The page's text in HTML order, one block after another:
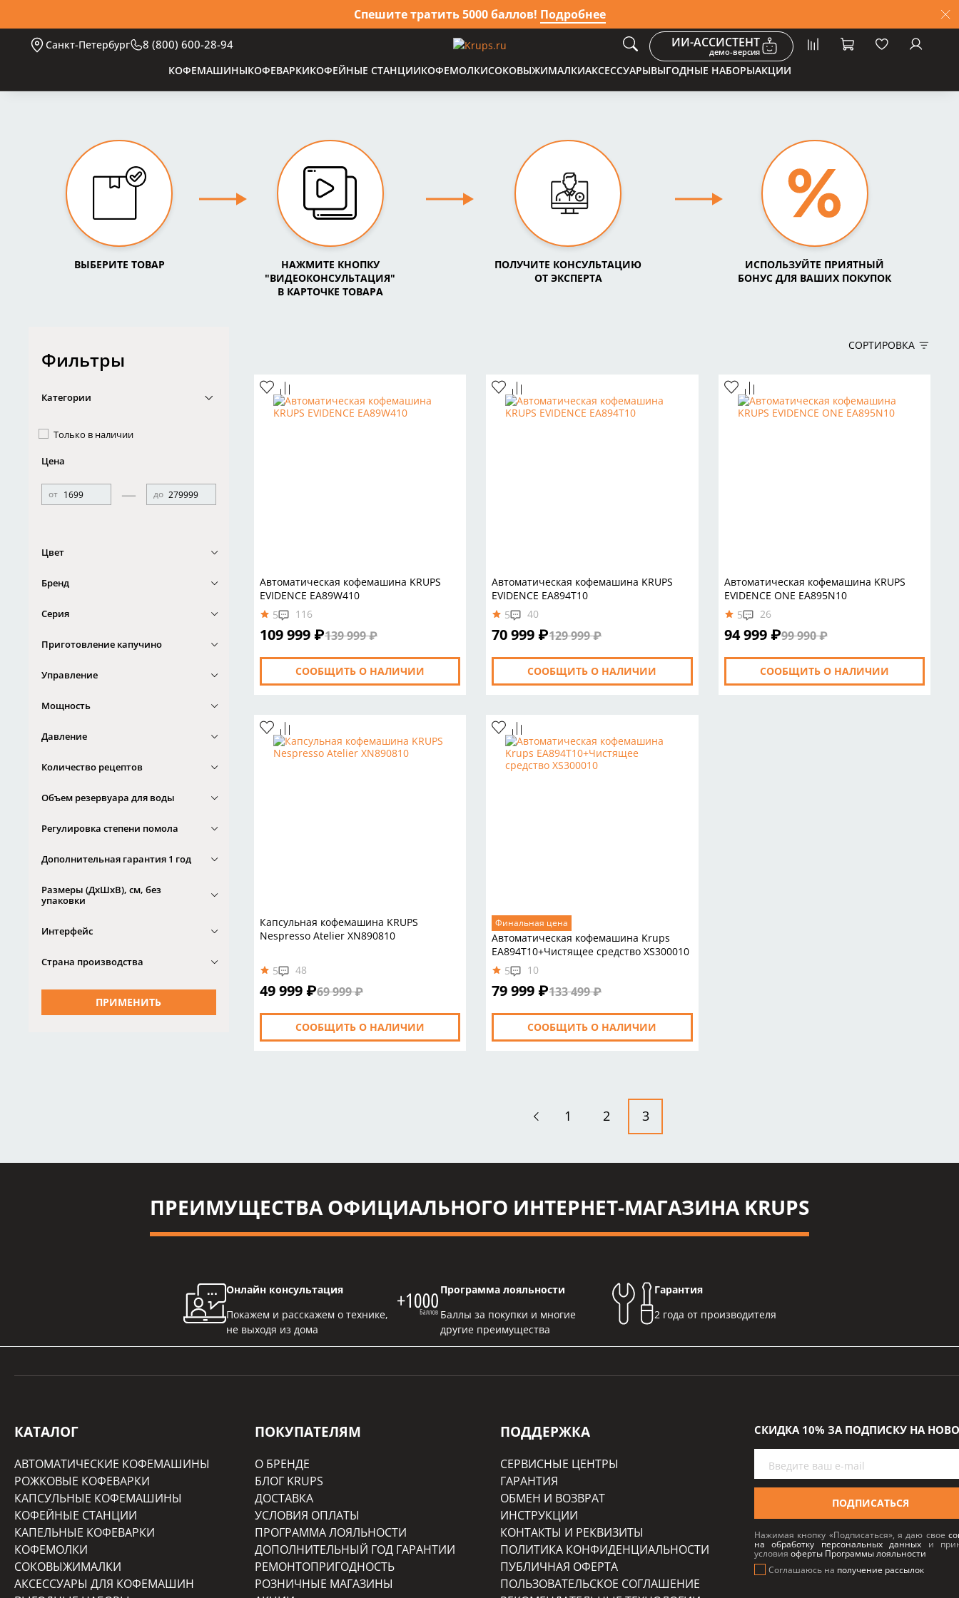
Спешите тратить 5000 баллов! Подробнее
Санкт-Петербург 8 (800) 600-28-94 ИИ-АССИСТЕНТ
демо-версия
КОФЕМАШИНЫКОФЕВАРКИКОФЕЙНЫЕ СТАНЦИИКОФЕМОЛКИСОКОВЫЖИМАЛКИАКСЕССУАРЫВЫГОДНЫЕ НАБОРЫАКЦИИ
ВЫБЕРИТЕ ТОВАР
НАЖМИТЕ КНОПКУ
"ВИДЕОКОНСУЛЬТАЦИЯ"
В КАРТОЧКЕ ТОВАРА
ПОЛУЧИТЕ КОНСУЛЬТАЦИЮ
ОТ ЭКСПЕРТА
ИСПОЛЬЗУЙТЕ ПРИЯТНЫЙ
БОНУС ДЛЯ ВАШИХ ПОКУПОК
СОРТИРОВКА
Автоматическая кофемашина KRUPS
EVIDENCE EA89W410
5
116
109 999 ₽139 999 ₽
СООБЩИТЬ О НАЛИЧИИ
Автоматическая кофемашина KRUPS
EVIDENCE EA894T10
5
40
70 999 ₽129 999 ₽
СООБЩИТЬ О НАЛИЧИИ
Автоматическая кофемашина KRUPS
EVIDENCE ONE EA895N10
5
26
94 999 ₽99 990 ₽
СООБЩИТЬ О НАЛИЧИИ
Капсульная кофемашина KRUPS
Nespresso Atelier XN890810
5 48
49 999 ₽69 999 ₽
СООБЩИТЬ О НАЛИЧИИ
Финальная цена
Автоматическая кофемашина Krups
EA894T10+Чистящее средство XS300010
5
10
79 999 ₽133 499 ₽
СООБЩИТЬ О НАЛИЧИИ
1 2 3
Фильтры
Категории
Только в наличии
Цена
от — до
Цвет
Бренд
Серия
Приготовление капучино
Управление
Мощность
Давление
Количество рецептов
Объем резервуара для воды
Регулировка степени помола
Дополнительная гарантия 1 год
Размеры (ДxШxВ), см, без
упаковки
Интерфейс
Страна производства
ПРИМЕНИТЬ
ПРЕИМУЩЕСТВА ОФИЦИАЛЬНОГО ИНТЕРНЕТ-МАГАЗИНА KRUPS
Онлайн консультация
Покажем и расскажем о технике,
не выходя из дома
Программа лояльности
Баллы за покупки и многие
другие преимущества
Гарантия
2 года от производителя
КАТАЛОГ
АВТОМАТИЧЕСКИЕ КОФЕМАШИНЫ
РОЖКОВЫЕ КОФЕВАРКИ
КАПСУЛЬНЫЕ КОФЕМАШИНЫ
КОФЕЙНЫЕ СТАНЦИИ
КАПЕЛЬНЫЕ КОФЕВАРКИ
КОФЕМОЛКИ
СОКОВЫЖИМАЛКИ
АКСЕССУАРЫ ДЛЯ КОФЕМАШИН
ПОКУПАТЕЛЯМ
О БРЕНДЕ
БЛОГ KRUPS
ДОСТАВКА
УСЛОВИЯ ОПЛАТЫ
ПРОГРАММА ЛОЯЛЬНОСТИ
ДОПОЛНИТЕЛЬНЫЙ ГОД ГАРАНТИИ
РЕМОНТОПРИГОДНОСТЬ
РОЗНИЧНЫЕ МАГАЗИНЫ
ПОДДЕРЖКА
СЕРВИСНЫЕ ЦЕНТРЫ
ГАРАНТИЯ
ОБМЕН И ВОЗВРАТ
ИНСТРУКЦИИ
КОНТАКТЫ И РЕКВИЗИТЫ
ПОЛИТИКА КОНФИДЕНЦИАЛЬНОСТИ
ПУБЛИЧНАЯ ОФЕРТА
ПОЛЬЗОВАТЕЛЬСКОЕ СОГЛАШЕНИЕ
СКИДКА 10% ЗА ПОДПИСКУ НА
ПОДПИСАТЬСЯ
Нажимая кнопку «Подписаться», я даю свое
на обработку персональных данных и
условия оферты Программы лояльности
Соглашаюсь на получение рассылок